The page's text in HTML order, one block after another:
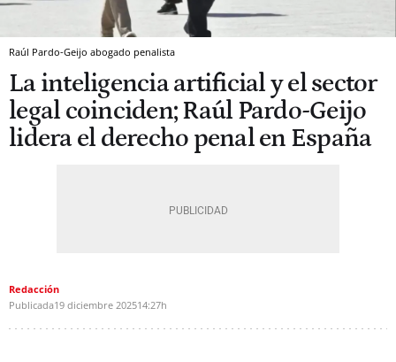
Raúl Pardo-Geijo abogado penalista
La inteligencia artificial y el sector
legal coinciden; Raúl Pardo-Geijo
lidera el derecho penal en España
Redacción
Publicada19 diciembre 202514:27h